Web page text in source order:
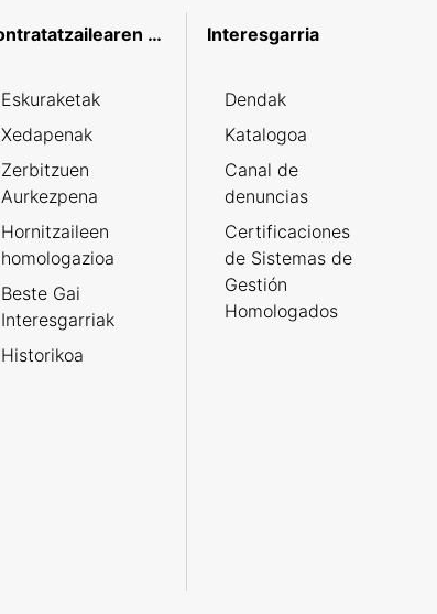
Kontratatzailearen profila
Eskuraketak
Xedapenak
Zerbitzuen
Aurkezpena
Hornitzaileen
homologazioa
Beste Gai
Interesgarriak
Historikoa
Interesgarria
Dendak
Katalogoa
Canal de
denuncias
Certificaciones
de Sistemas de
Gestión
Homologados